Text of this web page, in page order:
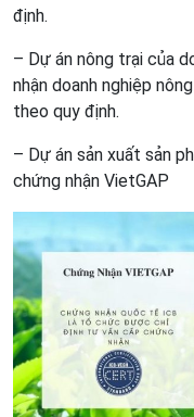
định.
– Dự án nông trại của
nhận doanh nghiệp
theo quy định.
– Dự án sản xuất sản
chứng nhận VietGAP